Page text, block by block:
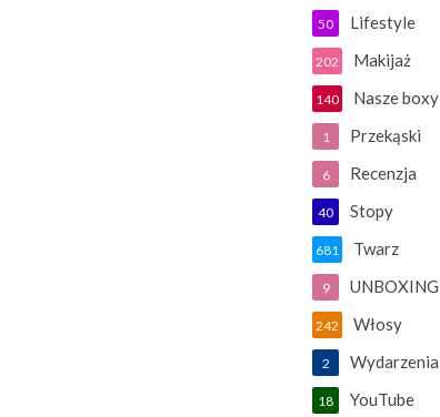
Lifestyle
50
Makijaż
202
Nasze boxy
140
Przekąski
1
Recenzja
6
Stopy
40
Twarz
681
UNBOXING
9
Włosy
242
Wydarzenia
2
YouTube
18